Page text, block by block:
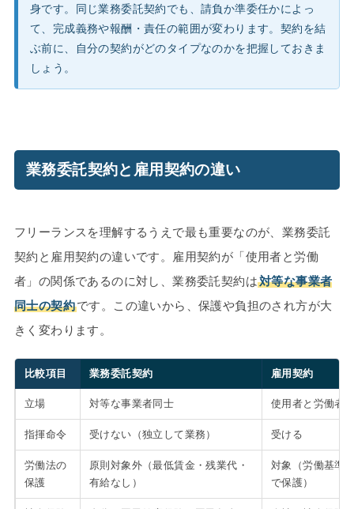
身です。同じ業務委託契約でも、請負か準委任かによっ
て、完成義務や報酬・責任の範囲が変わります。契約を結
ぶ前に、自分の契約がどのタイプなのかを把握しておきま
しょう。
業務委託契約と雇用契約の違い
フリーランスを理解するうえで最も重要なのが、業務委託
契約と雇用契約の違いです。雇用契約が「使用者と労働
者」の関係であるのに対し、業務委託契約は対等な事業者
同士の契約です。この違いから、保護や負担のされ方が大
きく変わります。
比較項目 業務委託契約 雇用契約
立場 対等な事業者同士 使用者と労働者
指揮命令 受けない（独立して業務） 受ける
労働法の
保護
原則対象外（最低賃金・残業代・
有給なし）
対象（労働基準
で保護）